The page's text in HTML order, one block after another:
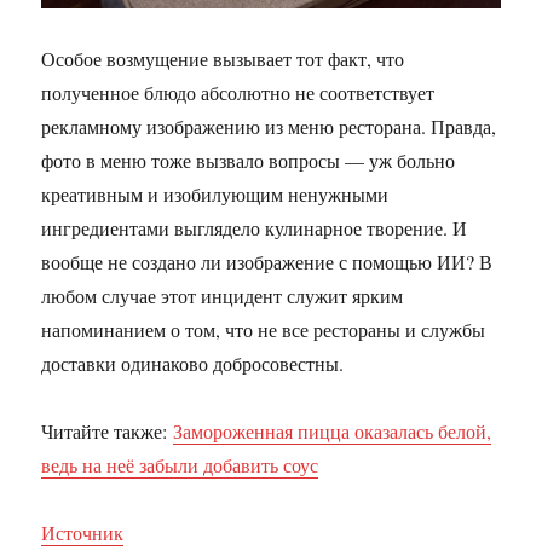
Особое возмущение вызывает тот факт, что
полученное блюдо абсолютно не соответствует
рекламному изображению из меню ресторана. Правда,
фото в меню тоже вызвало вопросы — уж больно
креативным и изобилующим ненужными
ингредиентами выглядело кулинарное творение. И
вообще не создано ли изображение с помощью ИИ? В
любом случае этот инцидент служит ярким
напоминанием о том, что не все рестораны и службы
доставки одинаково добросовестны.
Читайте также:Замороженная пицца оказалась белой,
ведь на неё забыли добавить соус
Источник